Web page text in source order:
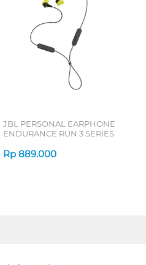
JBL PERSONAL EARPHONE
ENDURANCE RUN 3 SERIES
Rp 889.000